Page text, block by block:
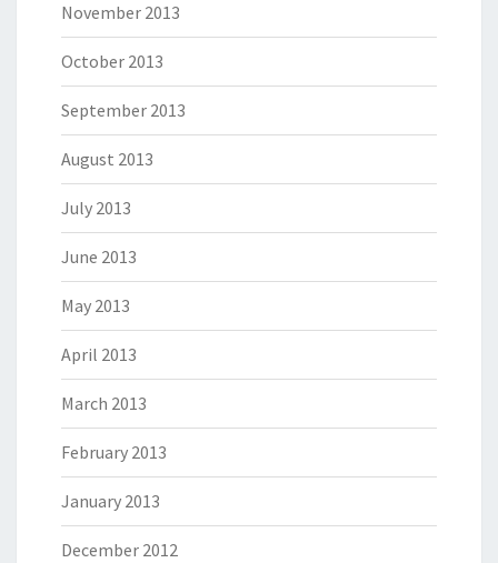
November 2013
October 2013
September 2013
August 2013
July 2013
June 2013
May 2013
April 2013
March 2013
February 2013
January 2013
December 2012